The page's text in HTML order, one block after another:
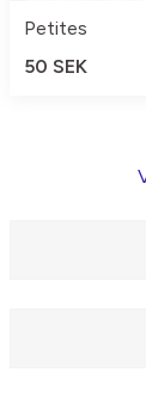
Petites
50 SEK